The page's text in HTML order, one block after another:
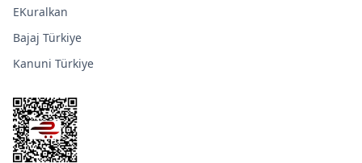
EKuralkan
Bajaj Türkiye
Kanuni Türkiye